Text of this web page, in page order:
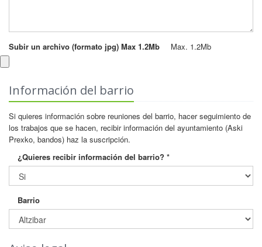
Subir un archivo (formato jpg) Max 1.2Mb Max. 1.2Mb
Información del barrio
Si quieres información sobre reuniones del barrio, hacer seguimiento de
los trabajos que se hacen, recibir información del ayuntamiento (Aski
Prexko, bandos) haz la suscripción.
¿Quieres recibir información del barrio? *
Barrio